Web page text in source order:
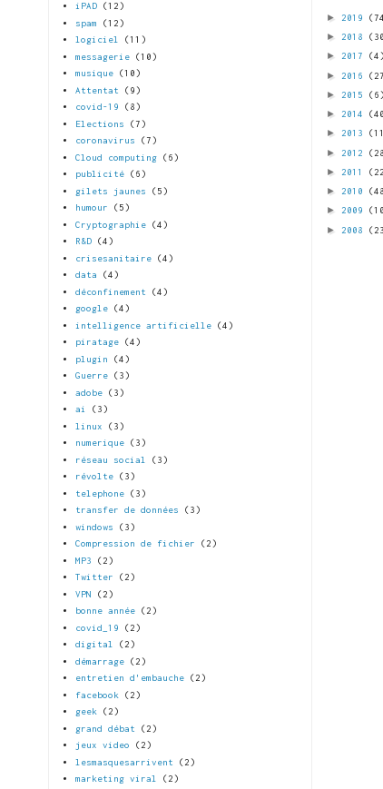
iPAD
(12)
spam
(12)
logiciel
(11)
messagerie
(10)
musique
(10)
Attentat
(9)
covid-19
(8)
Elections
(7)
coronavirus
(7)
Cloud computing
(6)
publicité
(6)
gilets jaunes
(5)
humour
(5)
Cryptographie
(4)
R&D
(4)
crisesanitaire
(4)
data
(4)
déconfinement
(4)
google
(4)
intelligence artificielle
(4)
piratage
(4)
plugin
(4)
Guerre
(3)
adobe
(3)
ai
(3)
linux
(3)
numerique
(3)
réseau social
(3)
révolte
(3)
telephone
(3)
transfer de données
(3)
windows
(3)
Compression de fichier
(2)
MP3
(2)
Twitter
(2)
VPN
(2)
bonne année
(2)
covid_19
(2)
digital
(2)
démarrage
(2)
entretien d'embauche
(2)
facebook
(2)
geek
(2)
grand débat
(2)
jeux video
(2)
lesmasquesarrivent
(2)
marketing viral
(2)
► 2019
► 2018
► 2017 (4)
► 2016
► 2015 (6)
► 2014
► 2013
► 2012
► 2011
► 2010
► 2009
► 2008